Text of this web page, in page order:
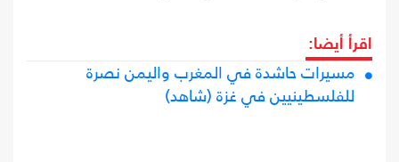
اقرأ أيضا:
مسيرات حاشدة في المغرب واليمن نصرة
للفلسطينيين في غزة (شاهد)